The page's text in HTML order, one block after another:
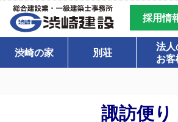
採用情
渋崎の家 別荘
法人
お客
諏訪便り